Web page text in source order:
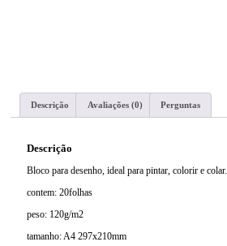
Descrição Avaliações (0) Perguntas
Descrição
Bloco para desenho, ideal para pintar, colorir e colar.
contem: 20folhas
peso: 120g/m2
tamanho: A4 297x210mm